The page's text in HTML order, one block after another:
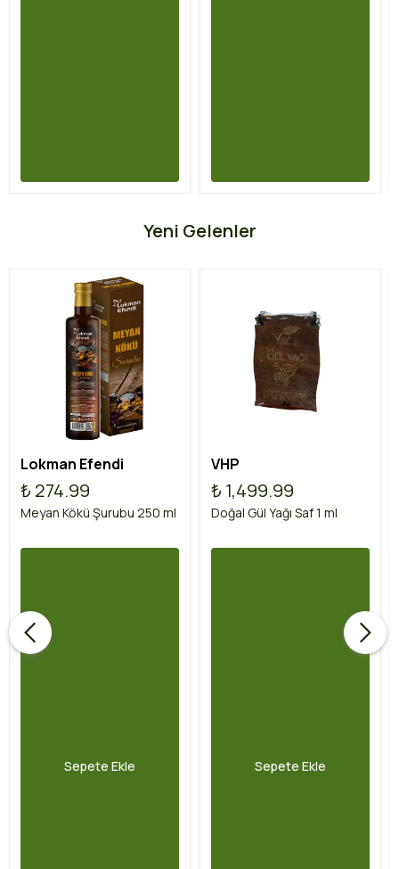
Yeni Gelenler
Lokman Efendi
₺ 274.99
Meyan Kökü Şurubu 250 ml
Sepete Ekle
VHP
₺ 1,499.99
Doğal Gül Yağı Saf 1 ml
Sepete Ekle